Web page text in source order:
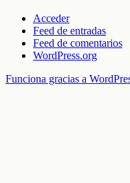
Acceder
Feed de entradas
Feed de comentarios
WordPress.org
Funciona gracias a